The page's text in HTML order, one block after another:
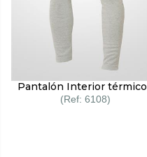
Pantalón Interior térmico
6108